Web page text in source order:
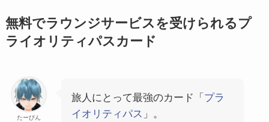
無料でラウンジサービスを受けられるプ
ライオリティパスカード
たーびん
旅人にとって最強のカード「 プラ
イオリティパス 」。